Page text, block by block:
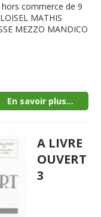
commerce de 9
MATHIS
MEZZO MANDICO
En savoir plus...
A LIVRE
OUVERT
3